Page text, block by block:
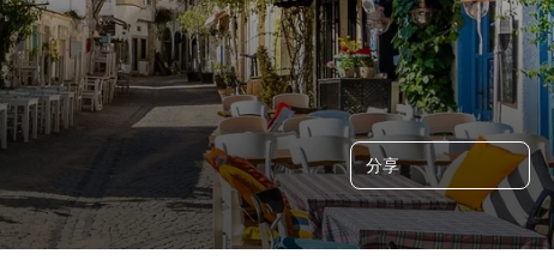
分享